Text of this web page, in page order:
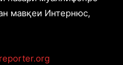
мавқеи Интернюс,